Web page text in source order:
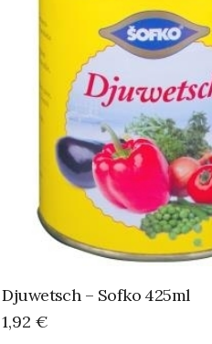
Djuwetsch – Sofko 425ml
1,92€